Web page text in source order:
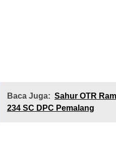
Baca Juga: Sahur OTR
234 SC DPC Pemalang